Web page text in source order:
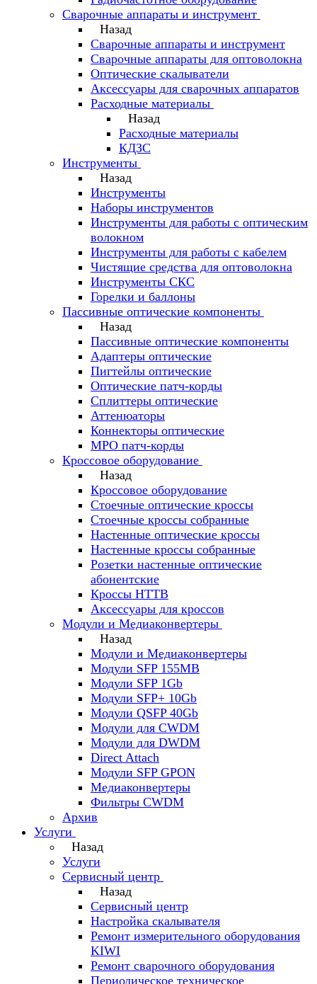
Сварочные аппараты и инструмент
Назад
Сварочные аппараты и инструмент
Сварочные аппараты для оптоволокна
Оптические скалыватели
Аксессуары для сварочных аппаратов
Расходные материалы
Назад
Расходные материалы
КДЗС
Инструменты
Назад
Инструменты
Наборы инструментов
Инструменты для работы с оптическим
волокном
Инструменты для работы с кабелем
Чистящие средства для оптоволокна
Инструменты СКС
Горелки и баллоны
Пассивные оптические компоненты
Назад
Пассивные оптические компоненты
Адаптеры оптические
Пигтейлы оптические
Оптические патч-корды
Сплиттеры оптические
Аттенюаторы
Коннекторы оптические
MPO патч-корды
Кроссовое оборудование
Назад
Кроссовое оборудование
Стоечные оптические кроссы
Стоечные кроссы собранные
Настенные оптические кроссы
Настенные кроссы собранные
Розетки настенные оптические
абонентские
Кроссы HTTB
Аксессуары для кроссов
Модули и Медиаконвертеры
Назад
Модули и Медиаконвертеры
Модули SFP 155MB
Модули SFP 1Gb
Модули SFP+ 10Gb
Модули QSFP 40Gb
Модули для CWDM
Модули для DWDM
Direct Attach
Модули SFP GPON
Медиаконвертеры
Фильтры CWDM
Архив
Услуги
Назад
Услуги
Сервисный центр
Назад
Сервисный центр
Настройка скалывателя
Ремонт измерительного оборудования
KIWI
Ремонт сварочного оборудования
Периодическое техническое